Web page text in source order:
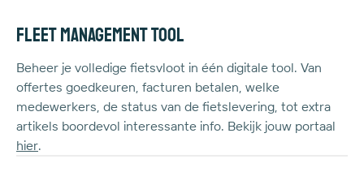
Joule-calculator bereken je eenvoudig je netto-kost en
hier.
Fleet Management Tool
Beheer je volledige fietsvloot in één digitale tool. Van
offertes goedkeuren, facturen betalen, welke
medewerkers, de status van de fietslevering, tot extra
artikels boordevol interessante info. Bekijk jouw portaal
hier.